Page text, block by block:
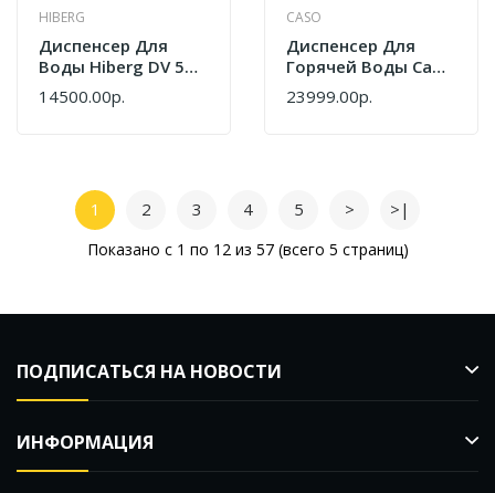
HIBERG
Диспенсер Для
Воды Hiberg DV 50
GW
14500.00р.
CASO
Диспенсер Для
Горячей Воды Caso
HW 660
23999.00р.
1 2 3 4 5 > >|
Показано с 1 по 12 из 57 (всего 5 страниц)
ПОДПИСАТЬСЯ НА НОВОСТИ
ИНФОРМАЦИЯ